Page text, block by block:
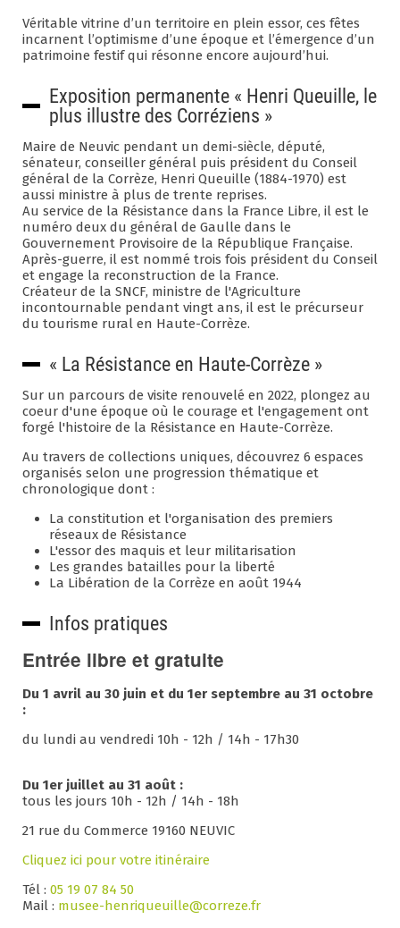
Véritable vitrine d’un territoire en plein essor, ces fêtes
incarnent l’optimisme d’une époque et l’émergence d’un
patrimoine festif qui résonne encore aujourd’hui.
Exposition permanente « Henri Queuille, le
plus illustre des Corréziens »
Maire de Neuvic pendant un demi-siècle, député,
sénateur, conseiller général puis président du Conseil
général de la Corrèze, Henri Queuille (1884-1970) est
aussi ministre à plus de trente reprises.
Au service de la Résistance dans la France Libre, il est le
numéro deux du général de Gaulle dans le
Gouvernement Provisoire de la République Française.
Après-guerre, il est nommé trois fois président du Conseil
et engage la reconstruction de la France.
Créateur de la SNCF, ministre de l'Agriculture
incontournable pendant vingt ans, il est le précurseur
du tourisme rural en Haute-Corrèze.
« La Résistance en Haute-Corrèze »
Sur un parcours de visite renouvelé en 2022, plongez au
coeur d'une époque où le courage et l'engagement ont
forgé l'histoire de la Résistance en Haute-Corrèze.
Au travers de collections uniques, découvrez 6 espaces
organisés selon une progression thématique et
chronologique dont :
La constitution et l'organisation des premiers
réseaux de Résistance
L'essor des maquis et leur militarisation
Les grandes batailles pour la liberté
La Libération de la Corrèze en août 1944
Infos pratiques
Entrée libre et gratuite
Du 1 avril au 30 juin et du 1er septembre au 31 octobre
:
du lundi au vendredi 10h - 12h / 14h - 17h30
Du 1er juillet au 31 août :
tous les jours 10h - 12h / 14h - 18h
21 rue du Commerce 19160 NEUVIC
Cliquez ici pour votre itinéraire
Tél : 05 19 07 84 50
Mail : musee-henriqueuille@correze.fr